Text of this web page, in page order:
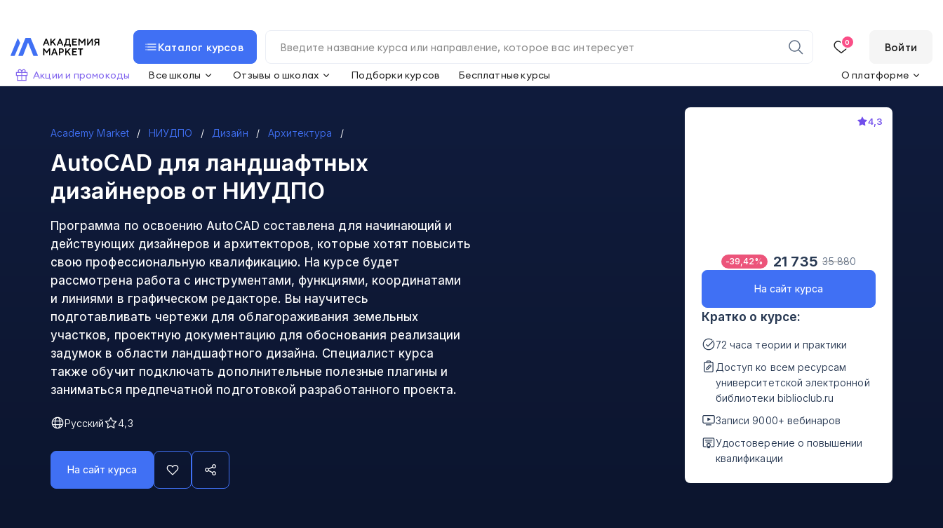
Каталог курсов 0 Войти
Акции и промокоды Все школы Отзывы о школах Подборки курсов Бесплатные курсы О платформе
Academy Market НИУДПО Дизайн Архитектура
AutoCAD для ландшафтных
дизайнеров от НИУДПО
Программа по освоению AutoCAD составлена для начинающий и
действующих дизайнеров и архитекторов, которые хотят повысить
свою профессиональную квалификацию. На курсе будет
рассмотрена работа с инструментами, функциями, координатами
и линиями в графическом редакторе. Вы научитесь
подготавливать чертежи для облагораживания земельных
участков, проектную документацию для обоснования реализации
задумок в области ландшафтного дизайна. Специалист курса
также обучит подключать дополнительные полезные плагины и
заниматься предпечатной подготовкой разработанного проекта.
Русский 4,3
На сайт курса
4,3
-39,42% 21 735 35 880
На сайт курса
Кратко о курсе:
72 часа теории и практики
Доступ ко всем ресурсам
университетской электронной
библиотеки biblioclub.ru
Записи 9000+ вебинаров
Удостоверение о повышении
квалификации